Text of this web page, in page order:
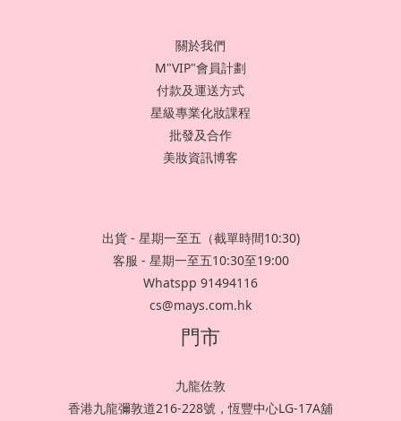
關於我們
M"VIP"會員計劃
付款及運送方式
星級專業化妝課程
批發及合作
美妝資訊博客
出貨 - 星期一至五（截單時間10:30)
客服 - 星期一至五10:30至19:00
Whatspp 91494116
cs@mays.com.hk
門市
九龍佐敦
香港九龍彌敦道216-228號，恆豐中心LG-17A舖